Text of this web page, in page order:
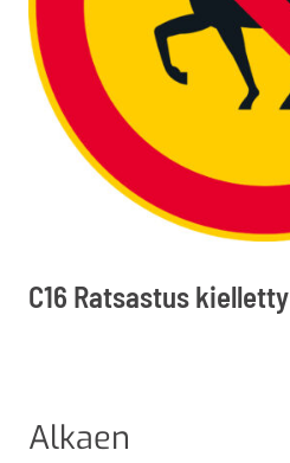
C16 Ratsastus kielletty
Alkaen